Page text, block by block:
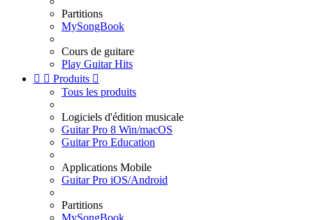
Partitions
MySongBook
Cours de guitare
Play Guitar Hits
  Produits 
Tous les produits
Logiciels d'édition musicale
Guitar Pro 8 Win/macOS
Guitar Pro Education
Applications Mobile
Guitar Pro iOS/Android
Partitions
MySongBook